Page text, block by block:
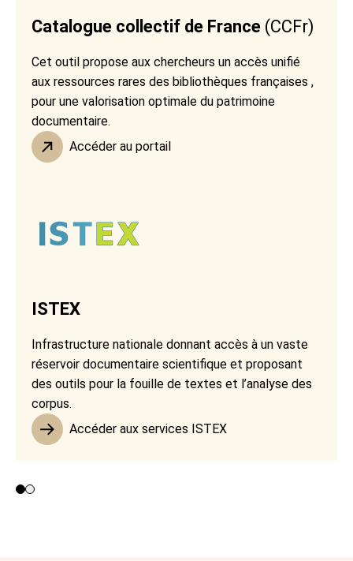
Catalogue collectif de France (CCFr)
Cet outil propose aux chercheurs un accès unifié
aux ressources rares des bibliothèques françaises ,
pour une valorisation optimale du patrimoine
documentaire.
Accéder au portail
ISTEX
Infrastructure nationale donnant accès à un vaste
réservoir documentaire scientifique et proposant
des outils pour la fouille de textes et l’analyse des
corpus.
Accéder aux services ISTEX
Contributeurs 1 et 2
Contributeur 3